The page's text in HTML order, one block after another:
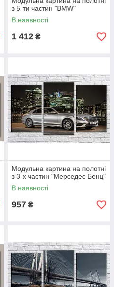
з 5-ти частин "BMW"
В наявності
1 412 ₴
Модульна картина на полотні
з 3-х частин "Мерседес Бенц"
В наявності
957 ₴